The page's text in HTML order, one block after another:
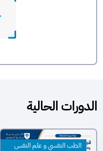
الدورات الحالية
الطب النفسي و علم النفس